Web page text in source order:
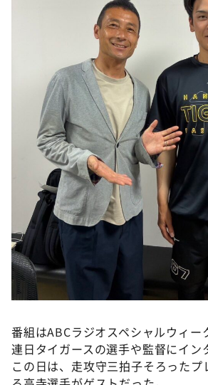
ＬＩＦＥ～夢のカタチ～
新婚さんいらっしゃい！
ポツンと一軒家
ザキ山小屋本館
ぺこぱのまるスポ
アナ回覧板
番組はABCラジオスペシャルウィー
連日タイガースの選手や監督にイン
この日は、走攻守三拍子そろったプ